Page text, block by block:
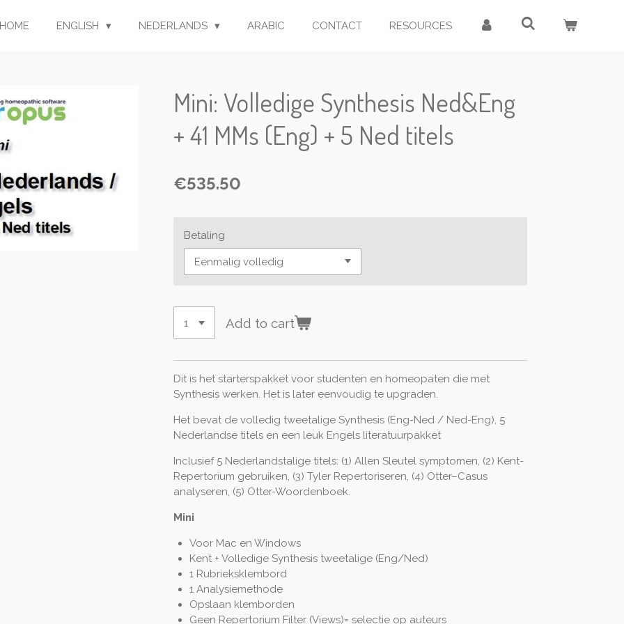
HOME ENGLISH NEDERLANDS ARABIC CONTACT RESOURCES
Mini: Volledige Synthesis Ned&Eng
+ 41 MMs (Eng) + 5 Ned titels
€535.50
Betaling
Add to cart
Dit is het starterspakket voor studenten en homeopaten die met
Synthesis werken. Het is later eenvoudig te upgraden.
Het bevat de volledig tweetalige Synthesis (Eng-Ned / Ned-Eng), 5
Nederlandse titels en een leuk Engels literatuurpakket
Inclusief 5 Nederlandstalige titels: (1) Allen Sleutel symptomen, (2) Kent-
Repertorium gebruiken, (3) Tyler Repertoriseren, (4) Otter–Casus
analyseren, (5) Otter-Woordenboek.
Mini
Voor Mac en Windows
Kent + Volledige Synthesis tweetalige (Eng/Ned)
1 Rubrieksklembord
1 Analysiemethode
Opslaan klemborden
Geen Repertorium Filter (Views)= selectie op auteurs